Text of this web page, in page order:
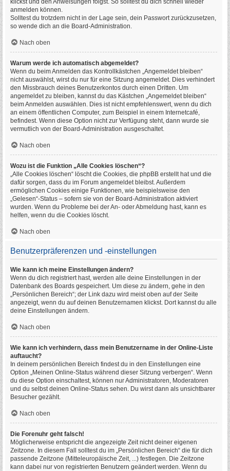
klickst und den Anweisungen folgst. So solltest du dich schnell wieder
anmelden können.
Solltest du trotzdem nicht in der Lage sein, dein Passwort zurückzusetzen,
so wende dich an die Board-Administration.
Nach oben
Warum werde ich automatisch abgemeldet?
Wenn du beim Anmelden das Kontrollkästchen „Angemeldet bleiben“
nicht auswählst, wirst du nur für eine Sitzung angemeldet. Dies verhindert
den Missbrauch deines Benutzerkontos durch einen Dritten. Um
angemeldet zu bleiben, kannst du das Kästchen „Angemeldet bleiben“
beim Anmelden auswählen. Dies ist nicht empfehlenswert, wenn du dich
an einem öffentlichen Computer, zum Beispiel in einem Internetcafé,
befindest. Wenn diese Option nicht zur Verfügung steht, dann wurde sie
vermutlich von der Board-Administration ausgeschaltet.
Nach oben
Wozu ist die Funktion „Alle Cookies löschen“?
„Alle Cookies löschen“ löscht die Cookies, die phpBB erstellt hat und die
dafür sorgen, dass du im Forum angemeldet bleibst. Außerdem
ermöglichen Cookies einige Funktionen, wie beispielsweise den
„Gelesen“-Status – sofern sie von der Board-Administration aktiviert
wurden. Wenn du Probleme bei der An- oder Abmeldung hast, kann es
helfen, wenn du die Cookies löscht.
Nach oben
Benutzerpräferenzen und -einstellungen
Wie kann ich meine Einstellungen ändern?
Wenn du dich registriert hast, werden alle deine Einstellungen in der
Datenbank des Boards gespeichert. Um diese zu ändern, gehe in den
„Persönlichen Bereich“; der Link dazu wird meist oben auf der Seite
angezeigt, wenn du auf deinen Benutzernamen klickst. Dort kannst du alle
deine Einstellungen ändern.
Nach oben
Wie kann ich verhindern, dass mein Benutzername in der Online-Liste
auftaucht?
In deinem persönlichen Bereich findest du in den Einstellungen eine
Option „Meinen Online-Status während dieser Sitzung verbergen“. Wenn
du diese Option einschaltest, können nur Administratoren, Moderatoren
und du selbst deinen Online-Status sehen. Du wirst dann als unsichtbarer
Besucher gezählt.
Nach oben
Die Forenuhr geht falsch!
Möglicherweise entspricht die angezeigte Zeit nicht deiner eigenen
Zeitzone. In diesem Fall solltest du im „Persönlichen Bereich“ die für dich
passende Zeitzone (Mitteleuropäische Zeit, ...) festlegen. Die Zeitzone
kann dabei nur von registrierten Benutzern geändert werden. Wenn du